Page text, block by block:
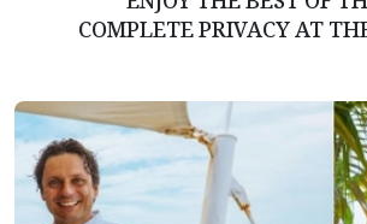
COMPLETE PRIVACY AT